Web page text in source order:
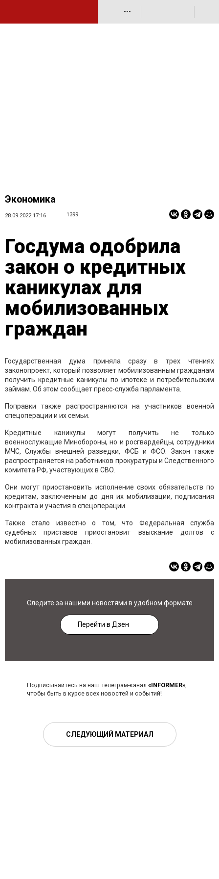
•••
Экономика
28.09.2022 17:16 1399
Госдума одобрила
закон о кредитных
каникулах для
мобилизованных
граждан
Государственная дума приняла сразу в трех чтениях
законопроект, который позволяет мобилизованным гражданам
получить кредитные каникулы по ипотеке и потребительским
займам. Об этом сообщает пресс-служба парламента.
Поправки также распространяются на участников военной
спецоперации и их семьи.
Кредитные каникулы могут получить не только
военнослужащие Минобороны, но и росгвардейцы, сотрудники
МЧС, Службы внешней разведки, ФСБ и ФСО. Закон также
распространяется на работников прокуратуры и Следственного
комитета РФ, участвующих в СВО.
Они могут приостановить исполнение своих обязательств по
кредитам, заключенным до дня их мобилизации, подписания
контракта и участия в спецоперации.
Также стало известно о том, что Федеральная служба
судебных приставов приостановит взыскание долгов с
мобилизованных граждан.
Следите за нашими новостями в удобном формате
Перейти в Дзен
Подписывайтесь на наш телеграм-канал «INFORMER»,
чтобы быть в курсе всех новостей и событий!
СЛЕДУЮЩИЙ МАТЕРИАЛ